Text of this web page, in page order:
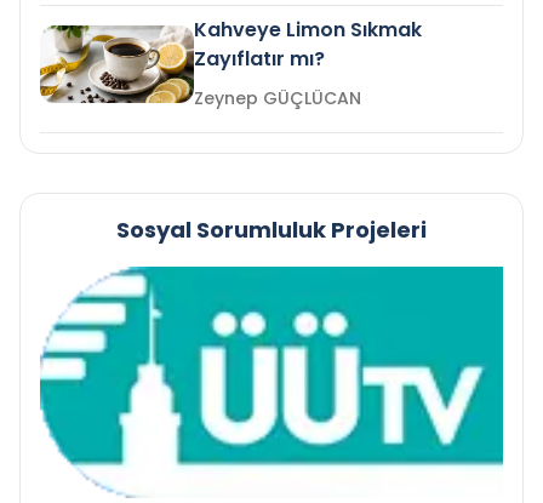
Kahveye Limon Sıkmak
Zayıflatır mı?
Zeynep GÜÇLÜCAN
Sosyal Sorumluluk Projeleri